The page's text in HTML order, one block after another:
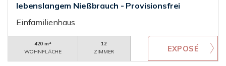
lebenslangem Nießbrauch - Provisionsfrei
Einfamilienhaus
420 m²
WOHNFLÄCHE
12
ZIMMER